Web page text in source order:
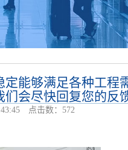
能够满足各种工程
会尽快回复您的反
点击数： 572